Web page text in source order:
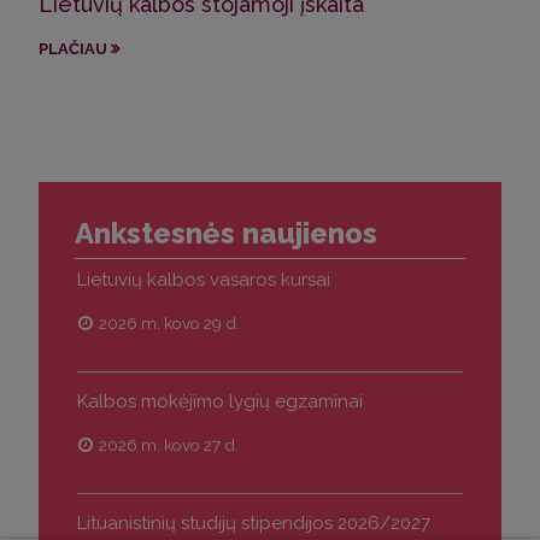
PLAČIAU
Ankstesnės naujienos
Lietuvių kalbos vasaros kursai
2026 m. kovo 29 d.
Kalbos mokėjimo lygių egzaminai
2026 m. kovo 27 d.
Lituanistinių studijų stipendijos 2026/2027